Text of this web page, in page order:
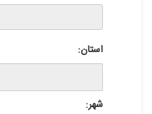
استان:
شهر: